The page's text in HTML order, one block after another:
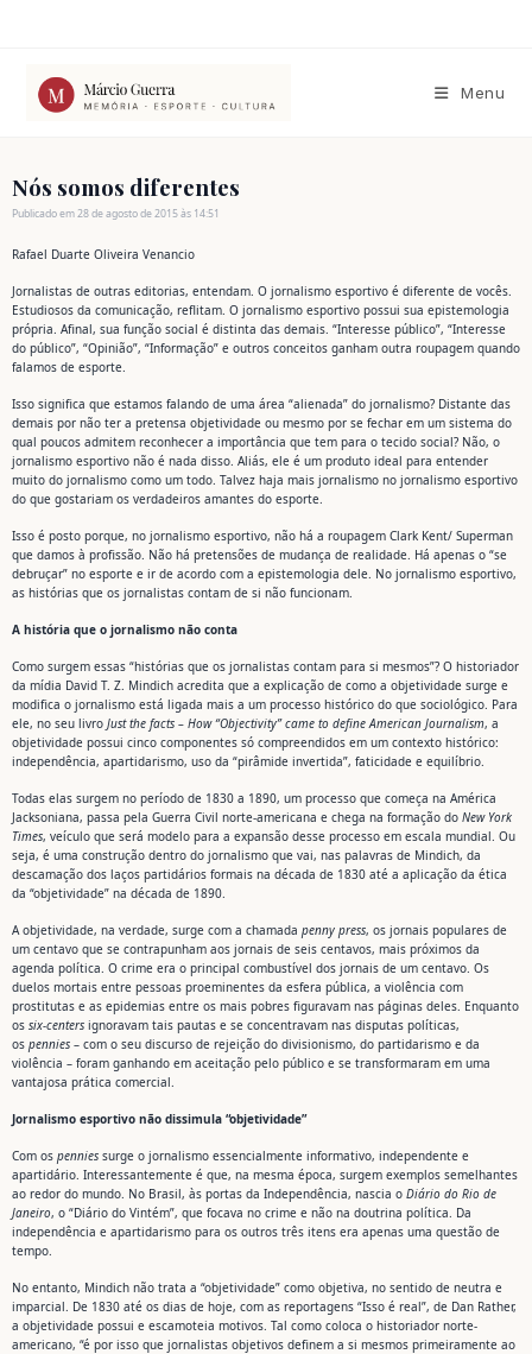
conteúdo
Menu
Nós somos diferentes
Publicado em 28 de agosto de 2015 às 14:51
Rafael Duarte Oliveira Venancio
Jornalistas de outras editorias, entendam. O jornalismo esportivo é diferente de vocês.
Estudiosos da comunicação, reflitam. O jornalismo esportivo possui sua epistemologia
própria. Afinal, sua função social é distinta das demais. “Interesse público”, “Interesse
do público”, “Opinião”, “Informação” e outros conceitos ganham outra roupagem quando
falamos de esporte.
Isso significa que estamos falando de uma área “alienada” do jornalismo? Distante das
demais por não ter a pretensa objetividade ou mesmo por se fechar em um sistema do
qual poucos admitem reconhecer a importância que tem para o tecido social? Não, o
jornalismo esportivo não é nada disso. Aliás, ele é um produto ideal para entender
muito do jornalismo como um todo. Talvez haja mais jornalismo no jornalismo esportivo
do que gostariam os verdadeiros amantes do esporte.
Isso é posto porque, no jornalismo esportivo, não há a roupagem Clark Kent/ Superman
que damos à profissão. Não há pretensões de mudança de realidade. Há apenas o “se
debruçar” no esporte e ir de acordo com a epistemologia dele. No jornalismo esportivo,
as histórias que os jornalistas contam de si não funcionam.
A história que o jornalismo não conta
Como surgem essas “histórias que os jornalistas contam para si mesmos”? O historiador
da mídia David T. Z. Mindich acredita que a explicação de como a objetividade surge e
modifica o jornalismo está ligada mais a um processo histórico do que sociológico. Para
ele, no seu livro Just the facts – How “Objectivity” came to define American Journalism, a
objetividade possui cinco componentes só compreendidos em um contexto histórico:
independência, apartidarismo, uso da “pirâmide invertida”, faticidade e equilíbrio.
Todas elas surgem no período de 1830 a 1890, um processo que começa na América
Jacksoniana, passa pela Guerra Civil norte-americana e chega na formação do New York
Times, veículo que será modelo para a expansão desse processo em escala mundial. Ou
seja, é uma construção dentro do jornalismo que vai, nas palavras de Mindich, da
descamação dos laços partidários formais na década de 1830 até a aplicação da ética
da “objetividade” na década de 1890.
A objetividade, na verdade, surge com a chamada penny press, os jornais populares de
um centavo que se contrapunham aos jornais de seis centavos, mais próximos da
agenda política. O crime era o principal combustível dos jornais de um centavo. Os
duelos mortais entre pessoas proeminentes da esfera pública, a violência com
prostitutas e as epidemias entre os mais pobres figuravam nas páginas deles. Enquanto
os six-centers ignoravam tais pautas e se concentravam nas disputas políticas,
os pennies – com o seu discurso de rejeição do divisionismo, do partidarismo e da
violência – foram ganhando em aceitação pelo público e se transformaram em uma
vantajosa prática comercial.
Jornalismo esportivo não dissimula “objetividade”
Com os pennies surge o jornalismo essencialmente informativo, independente e
apartidário. Interessantemente é que, na mesma época, surgem exemplos semelhantes
ao redor do mundo. No Brasil, às portas da Independência, nascia o Diário do Rio de
Janeiro, o “Diário do Vintém”, que focava no crime e não na doutrina política. Da
independência e apartidarismo para os outros três itens era apenas uma questão de
tempo.
No entanto, Mindich não trata a “objetividade” como objetiva, no sentido de neutra e
imparcial. De 1830 até os dias de hoje, com as reportagens “Isso é real”, de Dan Rather,
a objetividade possui e escamoteia motivos. Tal como coloca o historiador norte-
americano, “é por isso que jornalistas objetivos definem a si mesmos primeiramente ao